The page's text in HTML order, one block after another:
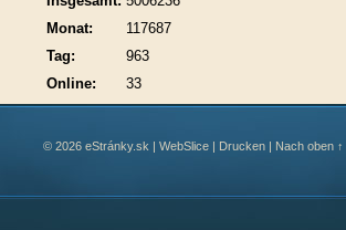
Online: 33
Monat:
117687
Tag:
963
© 2026 eStránky.sk WebSlice Drucken Nach oben ↑